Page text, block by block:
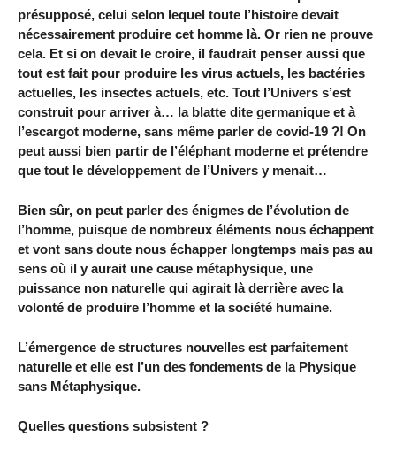
présupposé, celui selon lequel toute l’histoire devait
nécessairement produire cet homme là. Or rien ne prouve
cela. Et si on devait le croire, il faudrait penser aussi que
tout est fait pour produire les virus actuels, les bactéries
actuelles, les insectes actuels, etc. Tout l’Univers s’est
construit pour arriver à… la blatte dite germanique et à
l’escargot moderne, sans même parler de covid-19 ?! On
peut aussi bien partir de l’éléphant moderne et prétendre
que tout le développement de l’Univers y menait…
Bien sûr, on peut parler des énigmes de l’évolution de
l’homme, puisque de nombreux éléments nous échappent
et vont sans doute nous échapper longtemps mais pas au
sens où il y aurait une cause métaphysique, une
puissance non naturelle qui agirait là derrière avec la
volonté de produire l’homme et la société humaine.
L’émergence de structures nouvelles est parfaitement
naturelle et elle est l’un des fondements de la Physique
sans Métaphysique.
Quelles questions subsistent ?